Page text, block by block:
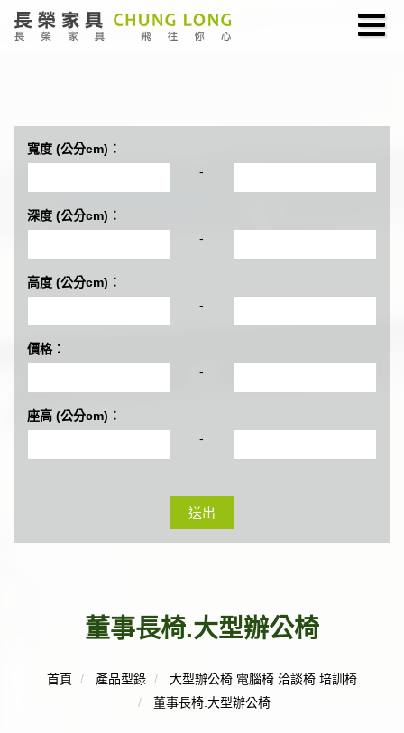
寬度 (公分cm)：
-
深度 (公分cm)：
-
高度 (公分cm)：
-
價格：
-
座高 (公分cm)：
-
送出
董事長椅.大型辦公椅
首頁 產品型錄
大型辦公椅.電腦椅.洽談椅.培訓椅
董事長椅.大型辦公椅